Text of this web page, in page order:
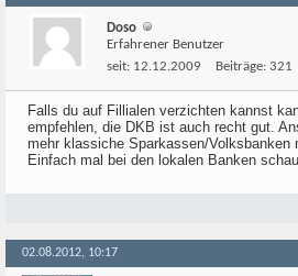
Doso
Erfahrener Benutzer
seit: 12.12.2009 Beiträge: 321
Falls du auf Fillialen verzichten kannst
empfehlen, die DKB ist auch recht gut.
mehr klassiche Sparkassen/Volksbanken
Einfach mal bei den lokalen Banken
02.08.2012, 10:17